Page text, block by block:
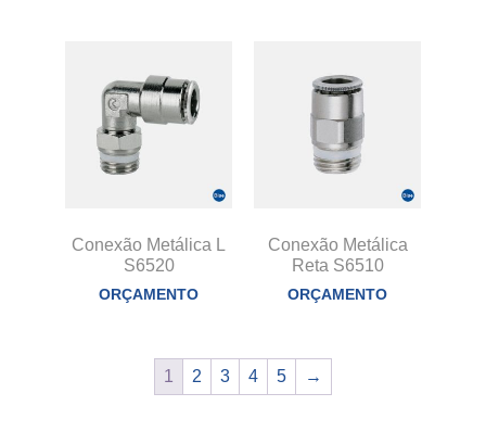
Conexão Metálica L
S6520
ORÇAMENTO
Conexão Metálica
Reta S6510
ORÇAMENTO
1 2 3 4 5 →